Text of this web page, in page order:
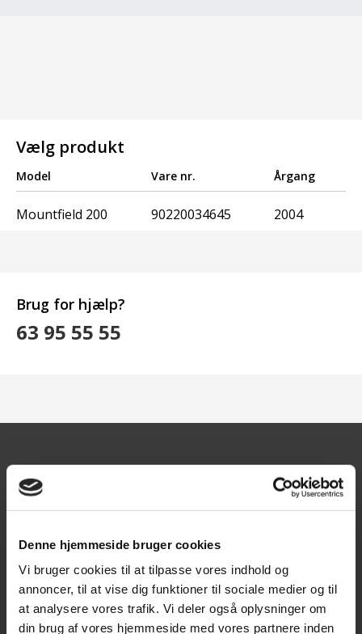
Denne hjemmeside bruger cookies
Vi bruger cookies til at tilpasse vores indhold og
annoncer, til at vise dig funktioner til sociale medier og til
at analysere vores trafik. Vi deler også oplysninger om
din brug af vores hjemmeside med vores partnere inden
Vælg produkt
Model
Mountfield 200
Vare nr.
90220034645
Årgang
2004
Brug for hjælp?
63 95 55 55
Kontakt
Texas A/S
Knullen 22
5260 Odense S
CVR: DK66212319